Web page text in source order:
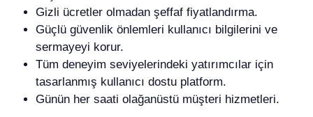
Gizli ücretler olmadan şeffaf fiyatlandırma.
Güçlü güvenlik önlemleri kullanıcı bilgilerini ve
sermayeyi korur.
Tüm deneyim seviyelerindeki yatırımcılar için
tasarlanmış kullanıcı dostu platform.
Günün her saati olağanüstü müşteri hizmetleri.